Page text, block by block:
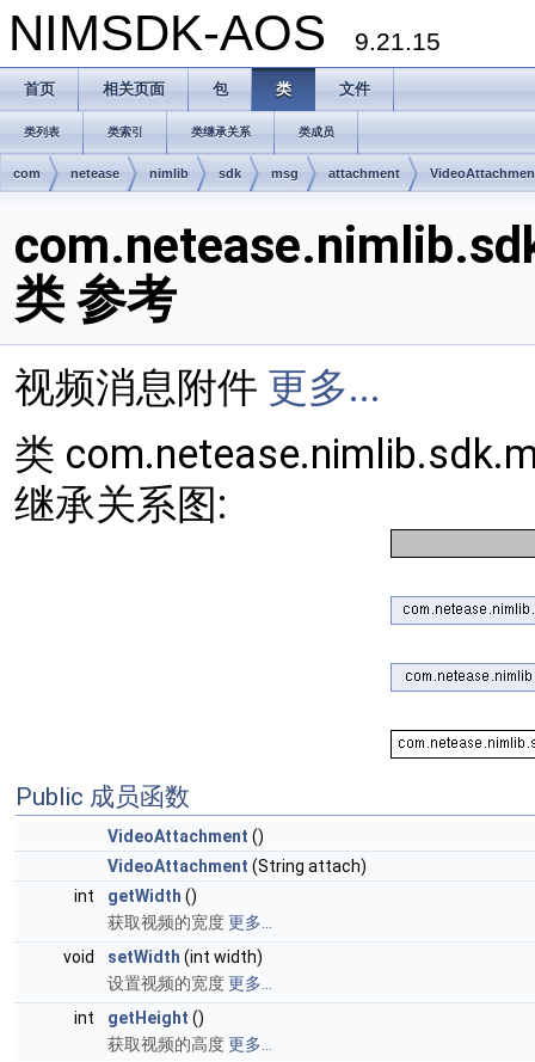
NIMSDK-AOS 9.21.15
首页 相关页面 包 类 文件
类列表 类索引 类继承关系 类成员
com netease nimlib sdk msg attachment
类 参考
视频消息附件 更多...
类
继承关系图:
Public 成员函数
VideoAttachment ()
VideoAttachment (String attach)
int
getWidth ()
获取视频的宽度更多...
void
setWidth (int width)
设置视频的宽度更多...
int
getHeight ()
获取视频的高度更多...